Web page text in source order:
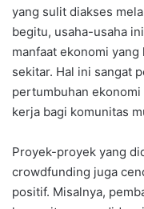
yang sulit diakses
begitu, usaha-usaha
manfaat ekonomi
sekitar. Hal ini sangat
pertumbuhan ekonomi
kerja bagi komunitas
Proyek-proyek yang
crowdfunding juga
positif. Misalnya,